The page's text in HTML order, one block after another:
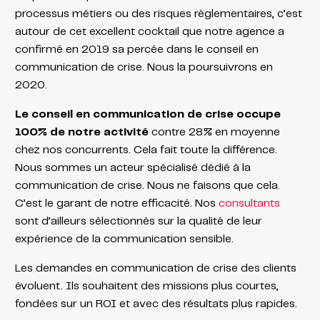
processus métiers ou des risques règlementaires, c’est
autour de cet excellent cocktail que notre agence a
confirmé en 2019 sa percée dans le conseil en
communication de crise. Nous la poursuivrons en
2020.
Le conseil en communication de crise occupe
100% de notre activitécontre 28% en moyenne
chez nos concurrents. Cela fait toute la différence.
Nous sommes un acteur spécialisé dédié à la
communication de crise. Nous ne faisons que cela.
C’est le garant de notre efficacité. Nos consultants
sont d’ailleurs sélectionnés sur la qualité de leur
expérience de la communication sensible.
Les demandes en communication de crise des clients
évoluent. Ils souhaitent des missions plus courtes,
fondées sur un ROI et avec des résultats plus rapides.